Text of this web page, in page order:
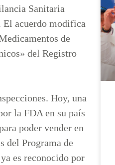
Sanitaria
El acuerdo modifica
de
del Registro
Hoy, una
la FDA en su país
poder vender en
del Programa de
es reconocido por